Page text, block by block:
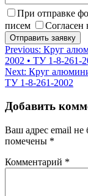
При отправке
писем
Согласен
Навигация
по
записям
Previous: Круг
2002 • ТУ 1-8-261-
Next: Круг
ТУ 1-8-261-2002
Добавить
Ваш адрес email не
помечены *
Комментарий *